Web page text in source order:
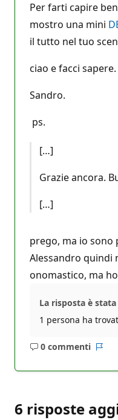
Per farti capire
mostro una mini
il tutto nel tuo
ciao e facci sapere.
Sandro.
ps.
[…]
Grazie ancora.
[…]
prego, ma io sono
Alessandro quindi
onomastico, ma
La risposta è
1 persona ha
0 commenti
Nessun
6 risposte